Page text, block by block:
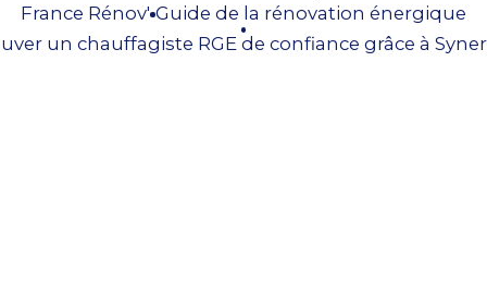
France Rénov' Guide de la rénovation énergique
un chauffagiste RGE de confiance grâce à